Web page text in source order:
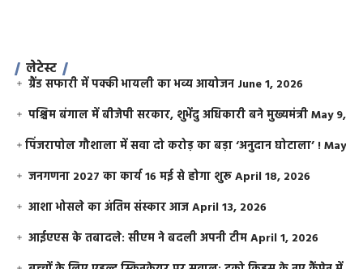
लेटेस्ट
ग्रैंड सफारी में पक्की भायली का भव्य आयोजन June 1, 2026
पश्चिम बंगाल में बीजेपी सरकार, शुभेंदु अधिकारी बने मुख्यमंत्रीMay
​पिंजरापोल गौशाला में सवा दो करोड़ का बड़ा ‘अनुदान घोटाला’ !
जनगणना 2027 का कार्य 16 मई से होगा शुरूApril 18, 2026
आशा भोसले का अंतिम संस्कार आजApril 13, 2026
आईएएस के तबादले: सीएम ने बदली अपनी टीमApril 1, 2026